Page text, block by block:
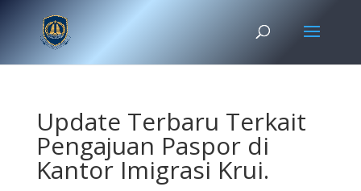
Update Terbaru Terkait
Pengajuan Paspor di
Kantor Imigrasi Krui.